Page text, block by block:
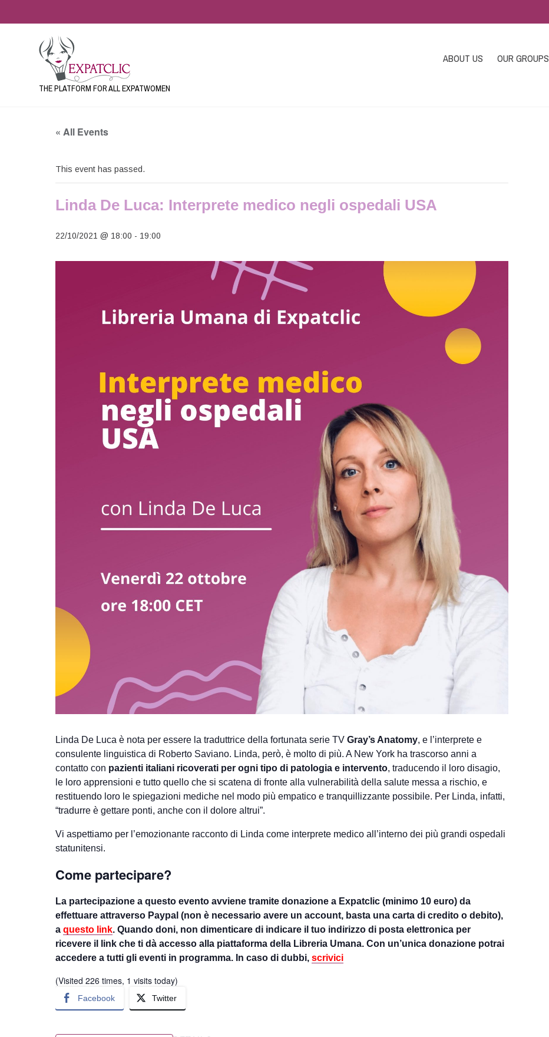
THE PLATFORM FOR ALL EXPATWOMEN
ABOUT US OUR GROUPS
« All Events
This event has passed.
Linda De Luca: Interprete medico negli ospedali USA
22/10/2021 @ 18:00 - 19:00
Linda De Luca è nota per essere la traduttrice della fortunata serie TVGray’s Anatomy, e l’interprete e
consulente linguistica di Roberto Saviano. Linda, però, è molto di più. A New York ha trascorso anni a
contatto con pazienti italiani ricoverati per ogni tipo di patologia e intervento, traducendo il loro disagio,
le loro apprensioni e tutto quello che si scatena di fronte alla vulnerabilità della salute messa a rischio, e
restituendo loro le spiegazioni mediche nel modo più empatico e tranquillizzante possibile. Per Linda, infatti,
“tradurre è gettare ponti, anche con il dolore altrui”.
Vi aspettiamo per l’emozionante racconto di Linda come interprete medico all’interno dei più grandi ospedali
statunitensi.
Come partecipare?
La partecipazione a questo evento avviene tramite donazione a Expatclic (minimo 10 euro) da
effettuare attraverso Paypal (non è necessario avere un account, basta una carta di credito o debito),
aquesto link. Quando doni, non dimenticare di indicare il tuo indirizzo di posta elettronica per
ricevere il link che ti dà accesso alla piattaforma della Libreria Umana. Con un’unica donazione potrai
accedere a tutti gli eventi in programma. In caso di dubbi,scrivici
(Visited 226 times, 1 visits today)
Facebook Twitter